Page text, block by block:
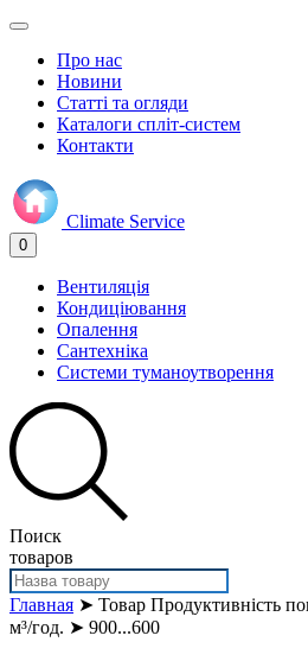
Про нас
Новини
Статті та огляди
Каталоги спліт-систем
Контакти
Climate Service
0
Вентиляція
Кондиціювання
Опалення
Сантехніка
Системи туманоутворення
Поиск
товаров
Главная ➤ Товар Продуктивність
м³/год. ➤ 900...600